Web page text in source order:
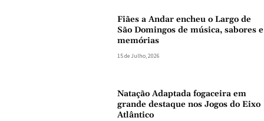
Fiães a Andar encheu o Largo de
São Domingos de música, sabores e
memórias
15 de Julho, 2026
Natação Adaptada fogaceira em
grande destaque nos Jogos do Eixo
Atlântico